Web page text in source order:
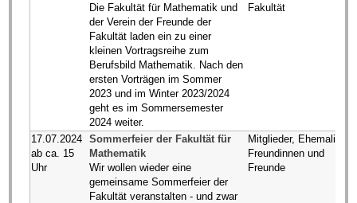
Die Fakultät für Mathematik und
der Verein der Freunde der
Fakultät laden ein zu einer
kleinen Vortragsreihe zum
Berufsbild Mathematik. Nach den
ersten Vorträgen im Sommer
2023 und im Winter 2023/2024
geht es im Sommersemester
2024 weiter.
Fakultät
17.07.2024
ab ca. 15
Uhr
Sommerfeier der Fakultät für
Mathematik
Wir wollen wieder eine
gemeinsame Sommerfeier der
Fakultät veranstalten - und zwar
Mitglieder, Ehemalige,
Freundinnen und
Freunde